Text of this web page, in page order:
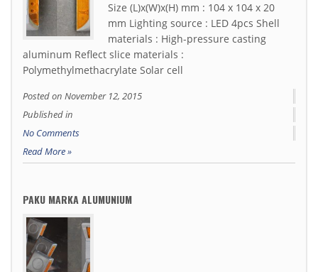
Size (L)x(W)x(H) mm : 104 x 104 x 20
mm Lighting source : LED 4pcs Shell
materials : High-pressure casting
aluminum Reflect slice materials :
Polymethylmethacrylate Solar cell
Posted on November 12, 2015
Published in
No Comments
Read More »
PAKU MARKA ALUMUNIUM